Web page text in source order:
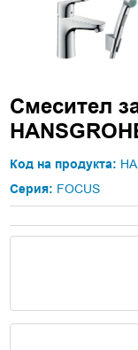
Смесител
Код на продукта:
Серия: FOCUS